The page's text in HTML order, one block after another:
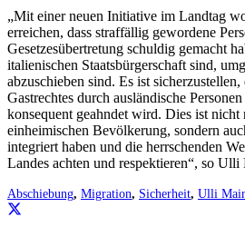
„Mit einer neuen Initiative im Landtag
erreichen, dass straffällig gewordene
Gesetzesübertretung schuldig gemacht
italienischen Staatsbürgerschaft sind,
abzuschieben sind. Es ist
Gastrechtes durch ausländische
konsequent geahndet wird. Dies ist nicht
einheimischen Bevölkerung, sondern
integriert haben und die herrschenden
Landes achten und respektieren“, so Ulli
Abschiebung, Migration, Sicherheit, Ulli Mair